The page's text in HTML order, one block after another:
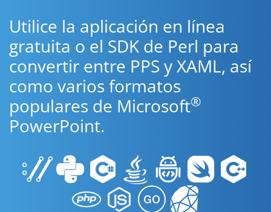
Utilice la aplicación en línea
gratuita o el SDK de Perl para
convertir entre PPS y XAML, así
como varios formatos
populares de Microsoft®
PowerPoint.